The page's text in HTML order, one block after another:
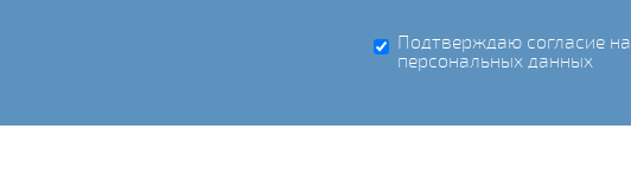
Подтверждаю согласие
персональных данных